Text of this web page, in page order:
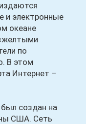
и электронные
океане
по
В этом
Интернет –
создан на
США. Сеть